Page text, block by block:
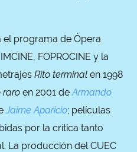
el programa de Ópera
FOPROCINE y la
Rito terminal en 1998
raro en 2001 deArmando
Jaime Aparicio; películas
por la crítica tanto
La producción del CUEC